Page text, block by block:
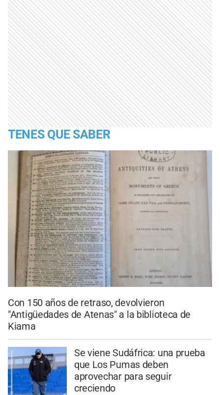
TENES QUE SABER
Con 150 años de retraso, devolvieron
"Antigüedades de Atenas" a la biblioteca de
Kiama
Se viene Sudáfrica: una prueba
que Los Pumas deben
aprovechar para seguir
creciendo